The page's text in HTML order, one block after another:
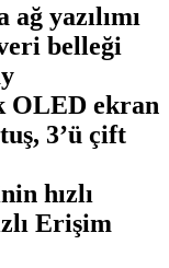
yazılımı
belleği
OLED ekran
3’ü çift
hızlı
Erişim